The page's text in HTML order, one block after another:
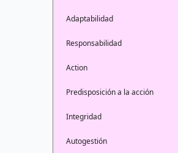
Adaptabilidad
Responsabilidad
Action
Predisposición a la acción
Integridad
Autogestión